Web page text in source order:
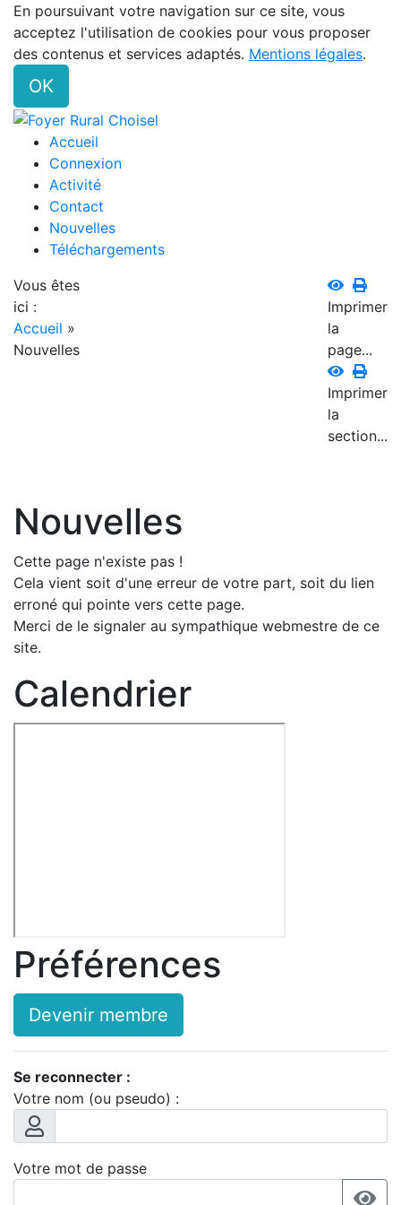
En poursuivant votre navigation sur ce site, vous
acceptez l'utilisation de cookies pour vous proposer
des contenus et services adaptés. Mentions légales.
OK
Accueil
Connexion
Activité
Contact
Nouvelles
Téléchargements
Vous êtes
ici :
Accueil »
Nouvelles
Imprimer
la
page...
Imprimer
la
section...
Nouvelles
Cette page n'existe pas !
Cela vient soit d'une erreur de votre part, soit du lien
erroné qui pointe vers cette page.
Merci de le signaler au sympathique webmestre de ce
site.
Calendrier
Préférences
Devenir membre
Se reconnecter :
Votre nom (ou pseudo) :
Votre mot de passe